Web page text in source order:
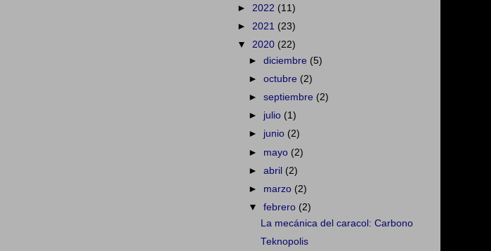
► 2022 (11)
► 2021 (23)
▼ 2020 (22)
►diciembre (5)
►octubre (2)
►septiembre (2)
► julio (1)
► junio (2)
► mayo (2)
►abril (2)
► marzo (2)
▼febrero (2)
La mecánica del caracol: Carbono
Teknopolis